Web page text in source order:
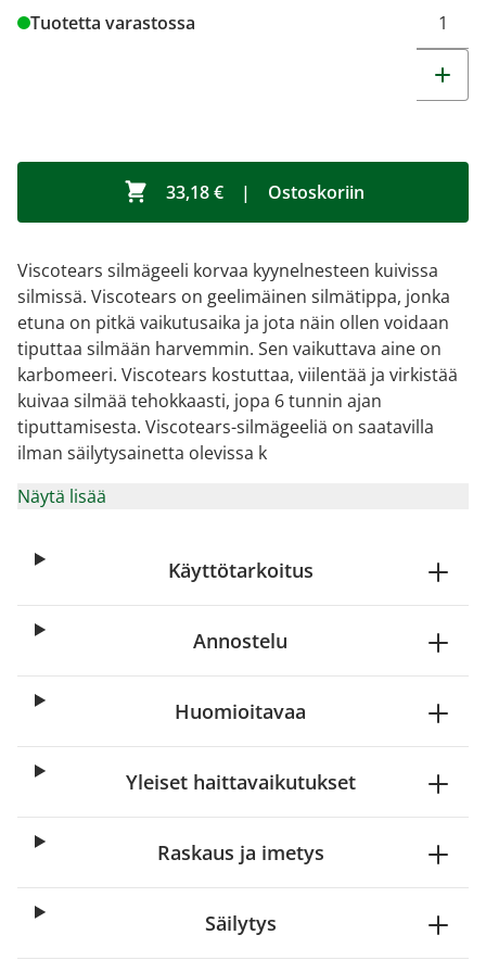
Tuotetta varastossa
33,18 € | Ostoskoriin
Viscotears silmägeeli korvaa kyynelnesteen kuivissa
silmissä. Viscotears on geelimäinen silmätippa, jonka
etuna on pitkä vaikutusaika ja jota näin ollen voidaan
tiputtaa silmään harvemmin. Sen vaikuttava aine on
karbomeeri. Viscotears kostuttaa, viilentää ja virkistää
kuivaa silmää tehokkaasti, jopa 6 tunnin ajan
tiputtamisesta. Viscotears-silmägeeliä on saatavilla
ilman säilytysainetta olevissa k
Näytä lisää
Käyttötarkoitus
Annostelu
Huomioitavaa
Yleiset haittavaikutukset
Raskaus ja imetys
Säilytys